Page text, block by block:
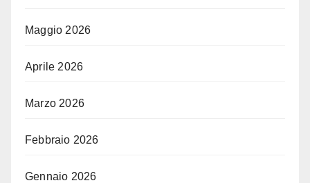
Maggio 2026
Aprile 2026
Marzo 2026
Febbraio 2026
Gennaio 2026